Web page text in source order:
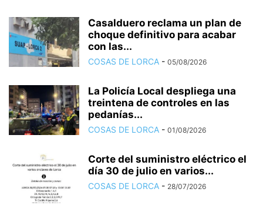
Casalduero reclama un plan de
choque definitivo para acabar
con las...
COSAS DE LORCA - 05/08/2026
La Policía Local despliega una
treintena de controles en las
pedanías...
COSAS DE LORCA - 01/08/2026
Corte del suministro eléctrico el
día 30 de julio en varios...
COSAS DE LORCA - 28/07/2026